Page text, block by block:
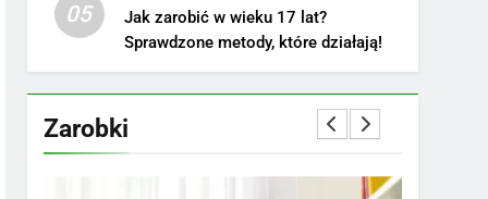
05
Jak zarobić w wieku 17 lat?
Sprawdzone metody, które działają!
Zarobki
na tym stanowisku
ZAROBKI
szkole: pomysły i